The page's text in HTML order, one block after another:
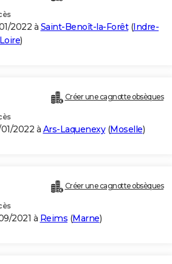
2022 à Saint-Benoît-la-Forêt(Indre-
)
Créer une cagnotte obsèques
2022 à Ars-Laquenexy(Moselle)
Créer une cagnotte obsèques
2021 à Reims (Marne)